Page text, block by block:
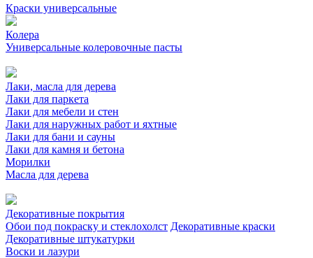
Краски универсальные
Колера
Универсальные колеровочные пасты
Лаки, масла для дерева
Лаки для паркета
Лаки для мебели и стен
Лаки для наружных работ и яхтные
Лаки для бани и сауны
Лаки для камня и бетона
Морилки
Масла для дерева
Декоративные покрытия
Обои под покраску и стеклохолст Декоративные краски
Декоративные штукатурки
Воски и лазури